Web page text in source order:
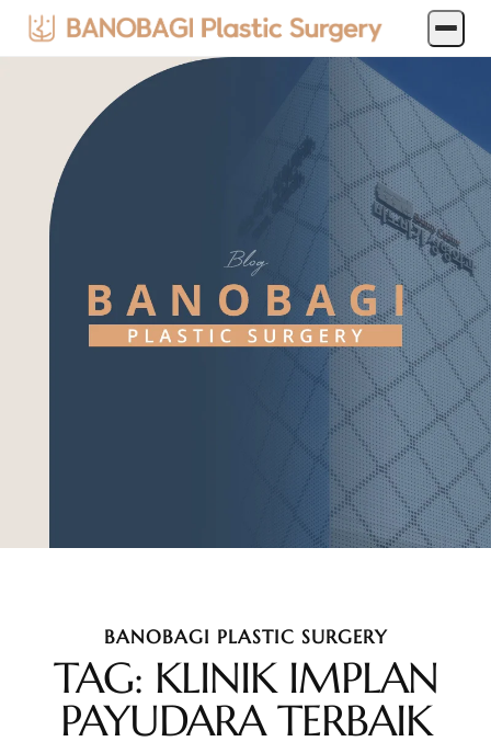
BANOBAGI PLASTIC SURGERY
TAG: KLINIK IMPLAN
PAYUDARA TERBAIK